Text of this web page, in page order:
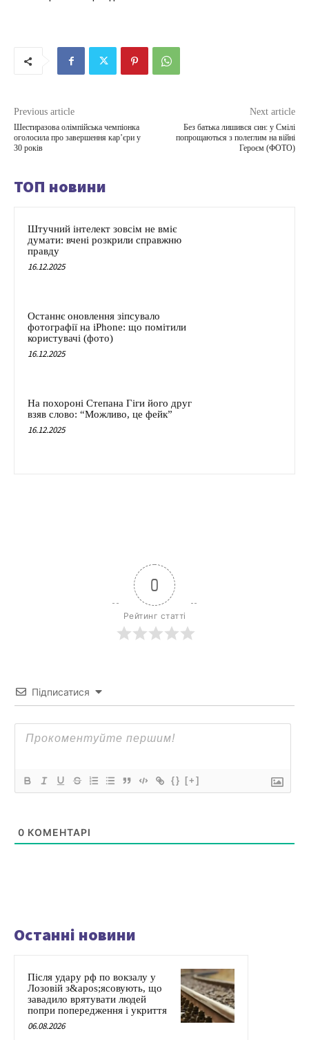
Previous article
Шестиразова олімпійська чемпіонка
оголосила про завершення кар’єри у
30 років
Next article
Без батька лишився син: у Смілі
попрощаються з полеглим на війні
Героєм (ФОТО)
ТОП новини
Штучний інтелект зовсім не вміє
думати: вчені розкрили справжню
правду
16.12.2025
Останнє оновлення зіпсувало
фотографії на iPhone: що помітили
користувачі (фото)
16.12.2025
На похороні Степана Гіги його друг
взяв слово: “Можливо, це фейк”
16.12.2025
0
Рейтинг статті
Підписатися
{} [+]
0 КОМЕНТАРІ
Останні новини
Після удару рф по вокзалу у
Лозовій з&apos;ясовують, що
завадило врятувати людей
попри попередження і укриття
06.08.2026